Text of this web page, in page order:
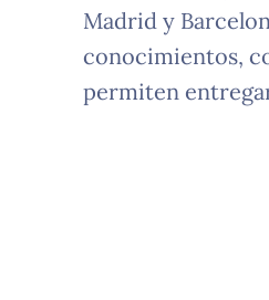
Madrid y
conocimientos,
permiten